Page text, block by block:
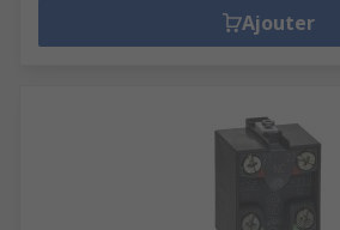
Ajouter